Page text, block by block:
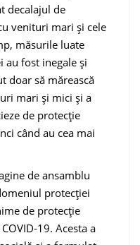
decalajul de
venituri mari și cele
măsurile luate
au fost inegale și
doar să mărească
mari și mici și a
de protecție
când au cea mai
de ansamblu
protecției
de protecție
19. Acesta a